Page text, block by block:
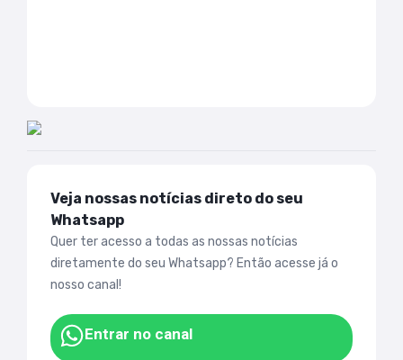
Veja nossas notícias direto do seu
Whatsapp
Quer ter acesso a todas as nossas notícias
diretamente do seu Whatsapp? Então acesse já o
nosso canal!
Entrar no canal